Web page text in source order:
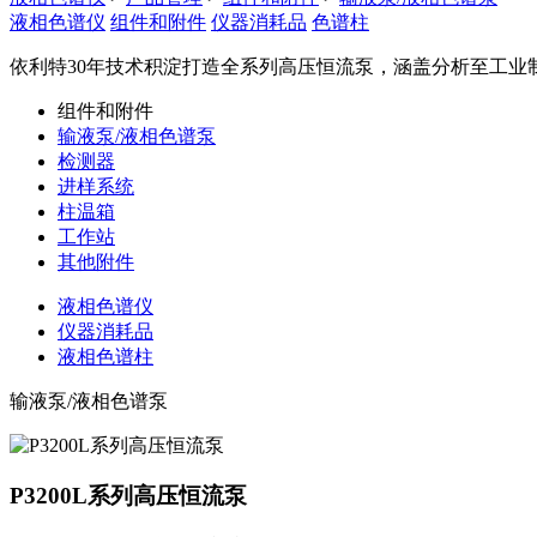
液相色谱仪 组件和附件 仪器消耗品 色谱柱
依利特30年技术积淀打造全系列高压恒流泵，涵盖分析至工
组件和附件
输液泵/液相色谱泵
检测器
进样系统
柱温箱
工作站
其他附件
液相色谱仪
仪器消耗品
液相色谱柱
输液泵/液相色谱泵
P3200L系列高压恒流泵